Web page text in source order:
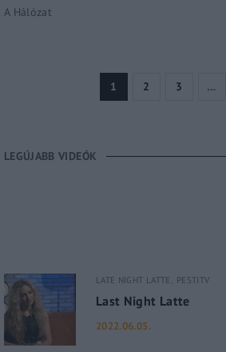
A Hálózat
1 2 3 …
LEGÚJABB VIDEÓK
LATE NIGHT LATTE PESTITV
Last Night Latte
2022.06.05.